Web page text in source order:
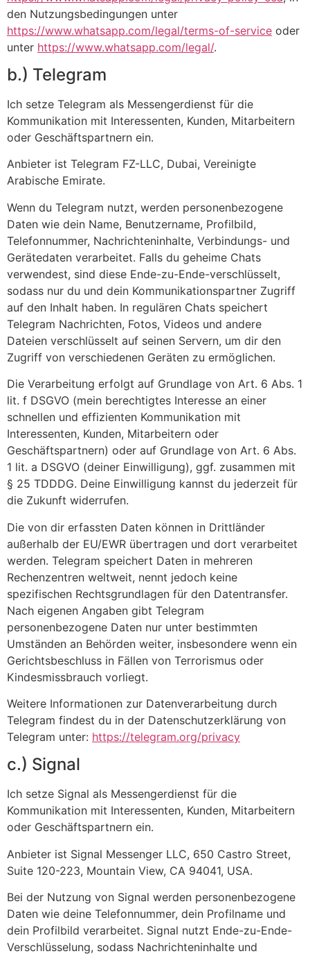
den Nutzungsbedingungen unter
https://www.whatsapp.com/legal/terms-of-service oder
unter https://www.whatsapp.com/legal/.
b.) Telegram
Ich setze Telegram als Messengerdienst für die
Kommunikation mit Interessenten, Kunden, Mitarbeitern
oder Geschäftspartnern ein.
Anbieter ist Telegram FZ-LLC, Dubai, Vereinigte
Arabische Emirate.
Wenn du Telegram nutzt, werden personenbezogene
Daten wie dein Name, Benutzername, Profilbild,
Telefonnummer, Nachrichteninhalte, Verbindungs- und
Gerätedaten verarbeitet. Falls du geheime Chats
verwendest, sind diese Ende-zu-Ende-verschlüsselt,
sodass nur du und dein Kommunikationspartner Zugriff
auf den Inhalt haben. In regulären Chats speichert
Telegram Nachrichten, Fotos, Videos und andere
Dateien verschlüsselt auf seinen Servern, um dir den
Zugriff von verschiedenen Geräten zu ermöglichen.
Die Verarbeitung erfolgt auf Grundlage von Art. 6 Abs. 1
lit. f DSGVO (mein berechtigtes Interesse an einer
schnellen und effizienten Kommunikation mit
Interessenten, Kunden, Mitarbeitern oder
Geschäftspartnern) oder auf Grundlage von Art. 6 Abs.
1 lit. a DSGVO (deiner Einwilligung), ggf. zusammen mit
§ 25 TDDDG. Deine Einwilligung kannst du jederzeit für
die Zukunft widerrufen.
Die von dir erfassten Daten können in Drittländer
außerhalb der EU/EWR übertragen und dort verarbeitet
werden. Telegram speichert Daten in mehreren
Rechenzentren weltweit, nennt jedoch keine
spezifischen Rechtsgrundlagen für den Datentransfer.
Nach eigenen Angaben gibt Telegram
personenbezogene Daten nur unter bestimmten
Umständen an Behörden weiter, insbesondere wenn ein
Gerichtsbeschluss in Fällen von Terrorismus oder
Kindesmissbrauch vorliegt.
Weitere Informationen zur Datenverarbeitung durch
Telegram findest du in der Datenschutzerklärung von
Telegram unter: https://telegram.org/privacy
c.) Signal
Ich setze Signal als Messengerdienst für die
Kommunikation mit Interessenten, Kunden, Mitarbeitern
oder Geschäftspartnern ein.
Anbieter ist Signal Messenger LLC, 650 Castro Street,
Suite 120-223, Mountain View, CA 94041, USA.
Bei der Nutzung von Signal werden personenbezogene
Daten wie deine Telefonnummer, dein Profilname und
dein Profilbild verarbeitet. Signal nutzt Ende-zu-Ende-
Verschlüsselung, sodass Nachrichteninhalte und